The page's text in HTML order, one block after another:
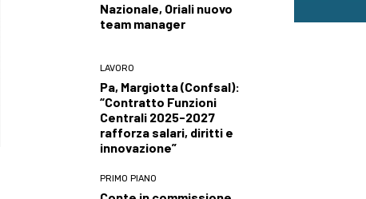
Nazionale, Oriali nuovo
team manager
LAVORO
Pa, Margiotta (Confsal):
“Contratto Funzioni
Centrali 2025-2027
rafforza salari, diritti e
innovazione”
PRIMO PIANO